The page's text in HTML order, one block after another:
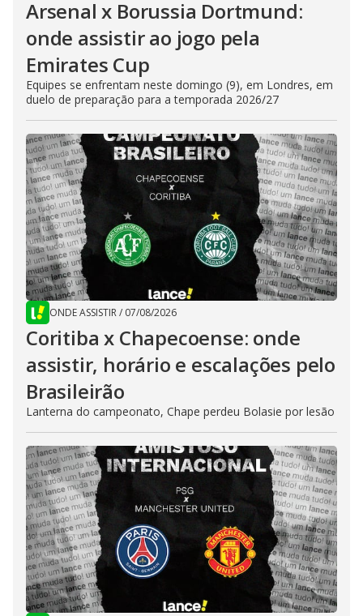
Arsenal x Borussia Dortmund:
onde assistir ao jogo pela
Emirates Cup
Equipes se enfrentam neste domingo (9), em Londres, em
duelo de preparação para a temporada 2026/27
ONDE ASSISTIR/ 07/08/2026
Coritiba x Chapecoense: onde
assistir, horário e escalações pelo
Brasileirão
Lanterna do campeonato, Chape perdeu Bolasie por lesão